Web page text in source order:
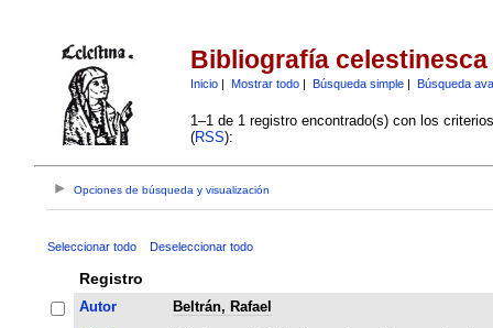
Bibliografía celestinesca
Inicio| Mostrar todo| Búsqueda simple| Búsqueda
1–1 de 1 registro encontrado(s) con los
(RSS):
Opciones de búsqueda y visualización
Seleccionar todo Deseleccionar todo
Registro
Autor
Beltrán, Rafael